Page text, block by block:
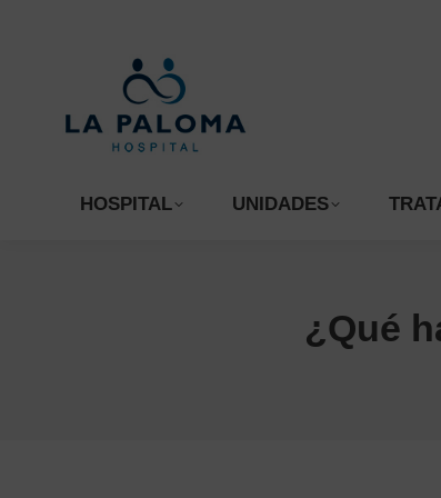
HOSPITAL UNIDADES
¿Qué